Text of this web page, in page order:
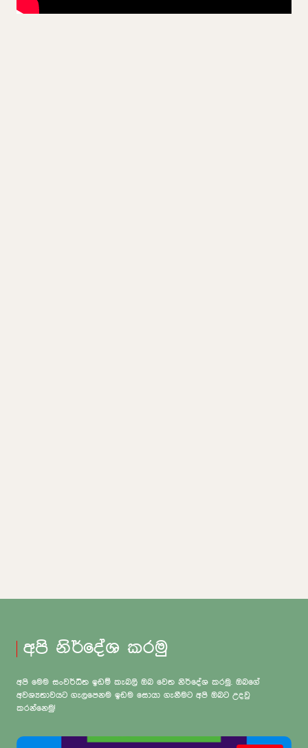
අපි නිර්දේශ කරමු
අපි මෙම සංවර්ධිත ඉඩම් කැබලි ඔබ වෙත නිර්දේශ කරමු. ඔබගේ
අවශ්‍යතාවයට ගැලපෙනම ඉඩම සොයා ගැනීමට අපි ඔබට උදවු
කරන්නෙමු!